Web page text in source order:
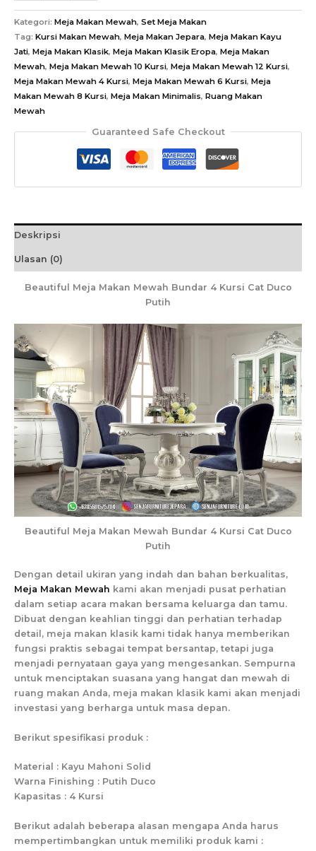
Meja
Makan
Mewah
Bundar
4
Kursi
Cat
Duco
Kategori: Meja Makan Mewah, Set Meja Makan
Tag: Kursi Makan Mewah, Meja Makan Jepara, Meja Makan Kayu
Jati, Meja Makan Klasik, Meja Makan Klasik Eropa, Meja Makan
Mewah, Meja Makan Mewah 10 Kursi, Meja Makan Mewah 12 Kursi,
Meja Makan Mewah 4 Kursi, Meja Makan Mewah 6 Kursi, Meja
Makan Mewah 8 Kursi, Meja Makan Minimalis, Ruang Makan
Mewah
Guaranteed Safe Checkout
Deskripsi
Ulasan (0)
Beautiful Meja Makan Mewah Bundar 4 Kursi Cat Duco
Putih
Beautiful Meja Makan Mewah Bundar 4 Kursi Cat Duco
Putih
Dengan detail ukiran yang indah dan bahan berkualitas,
Meja Makan Mewah kami akan menjadi pusat perhatian
dalam setiap acara makan bersama keluarga dan tamu.
Dibuat dengan keahlian tinggi dan perhatian terhadap
detail, meja makan klasik kami tidak hanya memberikan
fungsi praktis sebagai tempat bersantap, tetapi juga
menjadi pernyataan gaya yang mengesankan. Sempurna
untuk menciptakan suasana yang hangat dan mewah di
ruang makan Anda, meja makan klasik kami akan menjadi
investasi yang berharga untuk masa depan.
Berikut spesifikasi produk :
Material : Kayu Mahoni Solid
Warna Finishing : Putih Duco
Kapasitas : 4 Kursi
Berikut adalah beberapa alasan mengapa Anda harus
mempertimbangkan untuk memiliki produk kami :